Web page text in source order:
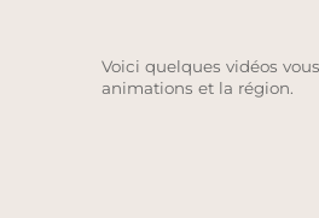
Voici quelques vidéos
animations et la région.